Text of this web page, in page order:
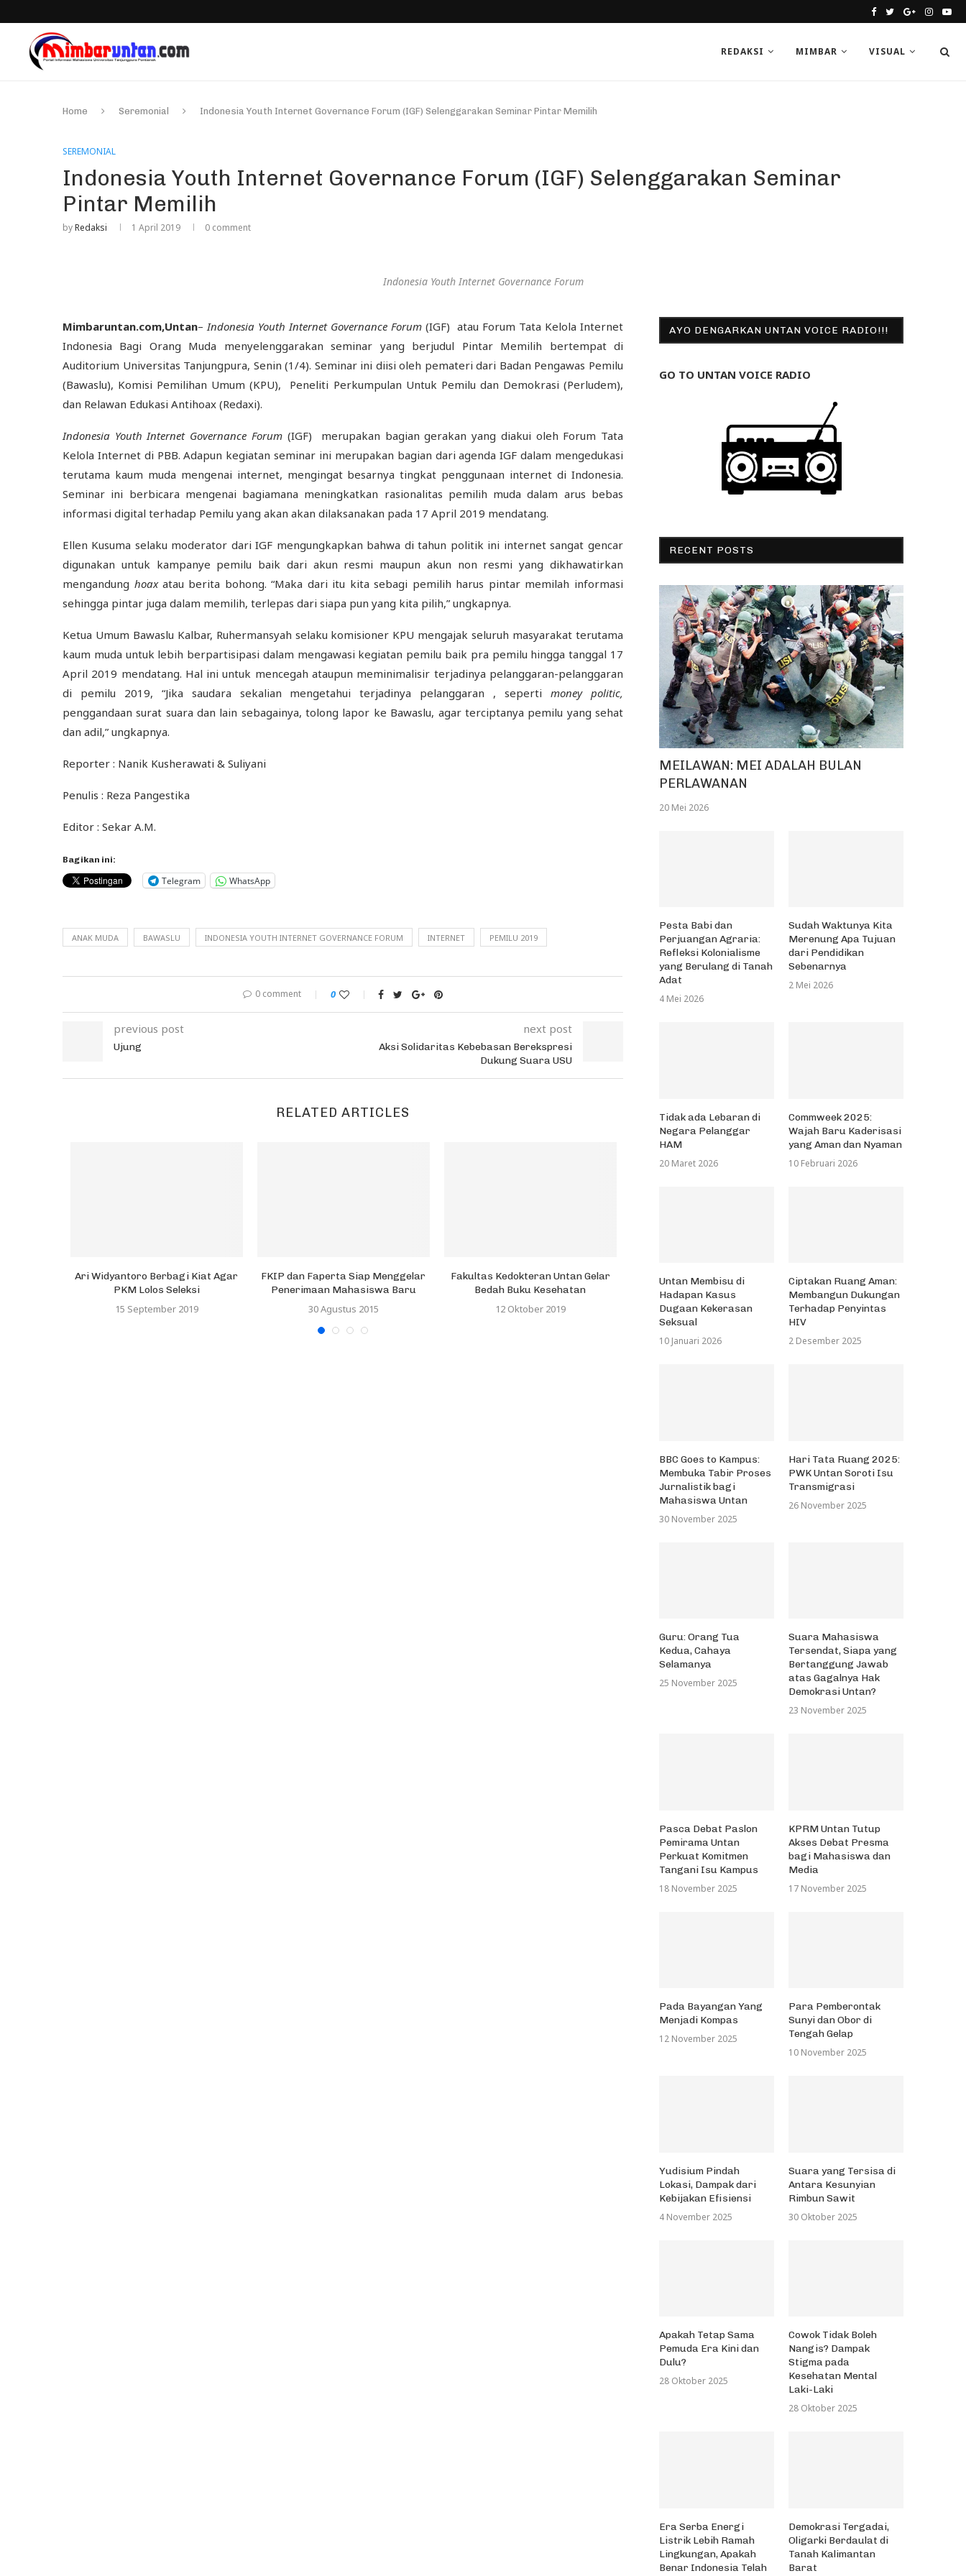
REDAKSI MIMBAR VISUAL
Home Seremonial Indonesia Youth Internet Governance Forum (IGF) Selenggarakan Seminar Pintar Memilih
SEREMONIAL
Indonesia Youth Internet Governance Forum (IGF) Selenggarakan Seminar
Pintar Memilih
byRedaksi 1 April 2019 0 comment
Indonesia Youth Internet Governance Forum
Mimbaruntan.com,Untan–Indonesia Youth Internet Governance Forum (IGF) atau Forum Tata Kelola Internet
Indonesia Bagi Orang Muda menyelenggarakan seminar yang berjudul Pintar Memilih bertempat di
Auditorium Universitas Tanjungpura, Senin (1/4). Seminar ini diisi oleh pemateri dari Badan Pengawas Pemilu
(Bawaslu), Komisi Pemilihan Umum (KPU), Peneliti Perkumpulan Untuk Pemilu dan Demokrasi (Perludem),
dan Relawan Edukasi Antihoax (Redaxi).
Indonesia Youth Internet Governance Forum(IGF) merupakan bagian gerakan yang diakui oleh Forum Tata
Kelola Internet di PBB. Adapun kegiatan seminar ini merupakan bagian dari agenda IGF dalam mengedukasi
terutama kaum muda mengenai internet, mengingat besarnya tingkat penggunaan internet di Indonesia.
Seminar ini berbicara mengenai bagiamana meningkatkan rasionalitas pemilih muda dalam arus bebas
informasi digital terhadap Pemilu yang akan akan dilaksanakan pada 17 April 2019 mendatang.
Ellen Kusuma selaku moderator dari IGF mengungkapkan bahwa di tahun politik ini internet sangat gencar
digunakan untuk kampanye pemilu baik dari akun resmi maupun akun non resmi yang dikhawatirkan
mengandung hoaxatau berita bohong. “Maka dari itu kita sebagi pemilih harus pintar memilah informasi
sehingga pintar juga dalam memilih, terlepas dari siapa pun yang kita pilih,” ungkapnya.
Ketua Umum Bawaslu Kalbar, Ruhermansyah selaku komisioner KPU mengajak seluruh masyarakat terutama
kaum muda untuk lebih berpartisipasi dalam mengawasi kegiatan pemilu baik pra pemilu hingga tanggal 17
April 2019 mendatang. Hal ini untuk mencegah ataupun meminimalisir terjadinya pelanggaran-pelanggaran
di pemilu 2019, “Jika saudara sekalian mengetahui terjadinya pelanggaran , sepertimoney politic,
penggandaan surat suara dan lain sebagainya, tolong lapor ke Bawaslu, agar terciptanya pemilu yang sehat
dan adil,” ungkapnya.
Reporter : Nanik Kusherawati & Suliyani
Penulis : Reza Pangestika
Editor : Sekar A.M.
Bagikan ini:
Telegram WhatsApp
ANAK MUDA BAWASLU INDONESIA YOUTH INTERNET GOVERNANCE FORUM INTERNET PEMILU 2019
0 comment 0
previous post
Ujung
next post
Aksi Solidaritas Kebebasan Berekspresi
Dukung Suara USU
RELATED ARTICLES
Ari Widyantoro Berbagi Kiat Agar
PKM Lolos Seleksi
15 September 2019
FKIP dan Faperta Siap Menggelar
Penerimaan Mahasiswa Baru
30 Agustus 2015
Fakultas Kedokteran Untan Gelar
Bedah Buku Kesehatan
12 Oktober 2019
Himpunan Mahasiswa
Keperawatan Adakan School of
Lomba Bidang Studi Kimia
Menyelami Sisi Menarik...
23 Mei 2022
AYO DENGARKAN UNTAN VOICE RADIO!!!
GO TO UNTAN VOICE RADIO
RECENT POSTS
MEILAWAN: MEI ADALAH BULAN
PERLAWANAN
20 Mei 2026
Pesta Babi dan
Perjuangan Agraria:
Refleksi Kolonialisme
yang Berulang di Tanah
Adat
4 Mei 2026
Sudah Waktunya Kita
Merenung Apa Tujuan
dari Pendidikan
Sebenarnya
2 Mei 2026
Tidak ada Lebaran di
Negara Pelanggar
HAM
20 Maret 2026
Commweek 2025:
Wajah Baru Kaderisasi
yang Aman dan Nyaman
10 Februari 2026
Untan Membisu di
Hadapan Kasus
Dugaan Kekerasan
Seksual
10 Januari 2026
Ciptakan Ruang Aman:
Membangun Dukungan
Terhadap Penyintas
HIV
2 Desember 2025
BBC Goes to Kampus:
Membuka Tabir Proses
Jurnalistik bagi
Mahasiswa Untan
30 November 2025
Hari Tata Ruang 2025:
PWK Untan Soroti Isu
Transmigrasi
26 November 2025
Guru: Orang Tua
Kedua, Cahaya
Selamanya
25 November 2025
Suara Mahasiswa
Tersendat, Siapa yang
Bertanggung Jawab
atas Gagalnya Hak
Demokrasi Untan?
23 November 2025
Pasca Debat Paslon
Pemirama Untan
Perkuat Komitmen
Tangani Isu Kampus
18 November 2025
KPRM Untan Tutup
Akses Debat Presma
bagi Mahasiswa dan
Media
17 November 2025
Pada Bayangan Yang
Menjadi Kompas
12 November 2025
Para Pemberontak
Sunyi dan Obor di
Tengah Gelap
10 November 2025
Yudisium Pindah
Lokasi, Dampak dari
Kebijakan Efisiensi
4 November 2025
Suara yang Tersisa di
Antara Kesunyian
Rimbun Sawit
30 Oktober 2025
Apakah Tetap Sama
Pemuda Era Kini dan
Dulu?
28 Oktober 2025
Cowok Tidak Boleh
Nangis? Dampak
Stigma pada
Kesehatan Mental
Laki-Laki
28 Oktober 2025
Era Serba Energi
Listrik Lebih Ramah
Lingkungan, Apakah
Benar Indonesia Telah
Demokrasi Tergadai,
Oligarki Berdaulat di
Tanah Kalimantan
Barat